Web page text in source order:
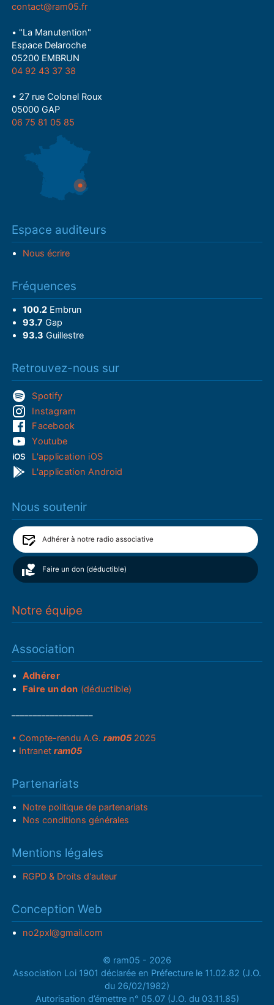
contact@ram05.fr
• "La Manutention"
Espace Delaroche
05200 EMBRUN
04 92 43 37 38
• 27 rue Colonel Roux
05000 GAP
06 75 81 05 85
Espace auditeurs
Nous écrire
Fréquences
100.2Embrun
93.7 Gap
93.3 Guillestre
Retrouvez-nous sur
Spotify
Instagram
Facebook
Youtube
L'application iOS
L'application Android
Nous soutenir
Adhérer à notre radio associative
Faire un don (déductible)
Notre équipe
Association
Adhérer
Faire un don (déductible)
• Compte-rendu A.G.ram05 2025
• Intranetram05
Partenariats
Notre politique de partenariats
Nos conditions générales
Mentions légales
RGPD & Droits d'auteur
Conception Web
no2pxl@gmail.com
© ram05 - 2026
Association Loi 1901 déclarée en Préfecture le 11.02.82 (J.O.
du 26/02/1982)
Autorisation d’émettre n° 05.07 (J.O. du 03.11.85)